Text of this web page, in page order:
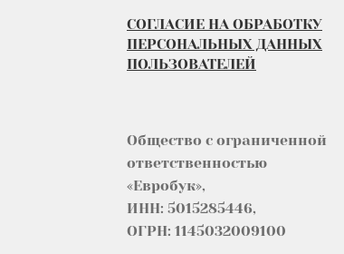
СОГЛАСИЕ НА ОБРАБОТКУ
ПЕРСОНАЛЬНЫХ ДАННЫХ
ПОЛЬЗОВАТЕЛЕЙ
Общество с ограниченной
ответственностью
«Евробук»,
ИНН: 5015285446,
ОГРН: 1145032009100